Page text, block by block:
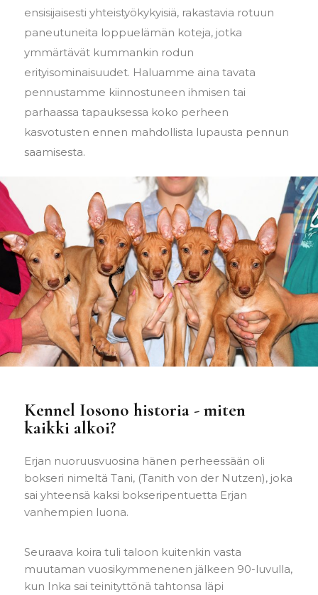
ensisijaisesti yhteistyökykyisiä, rakastavia rotuun
paneutuneita loppuelämän koteja, jotka
ymmärtävät kummankin rodun
erityisominaisuudet. Haluamme aina tavata
pennustamme kiinnostuneen ihmisen tai
parhaassa tapauksessa koko perheen
kasvotusten ennen mahdollista lupausta pennun
saamisesta.
Kennel Iosono historia - miten
kaikki alkoi?
Erjan nuoruusvuosina hänen perheessään oli
bokseri nimeltä Tani, (Tanith von der Nutzen), joka
sai yhteensä kaksi bokseripentuetta Erjan
vanhempien luona.
Seuraava koira tuli taloon kuitenkin vasta
muutaman vuosikymmenenen jälkeen 90-luvulla,
kun Inka sai teinityttönä tahtonsa läpi